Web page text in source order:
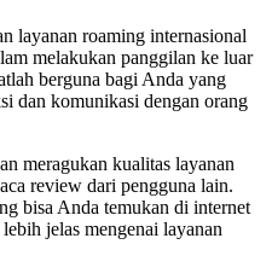
layanan roaming internasional
melakukan panggilan ke luar
berguna bagi Anda yang
dan komunikasi dengan orang
meragukan kualitas layanan
review dari pengguna lain.
bisa Anda temukan di internet
jelas mengenai layanan